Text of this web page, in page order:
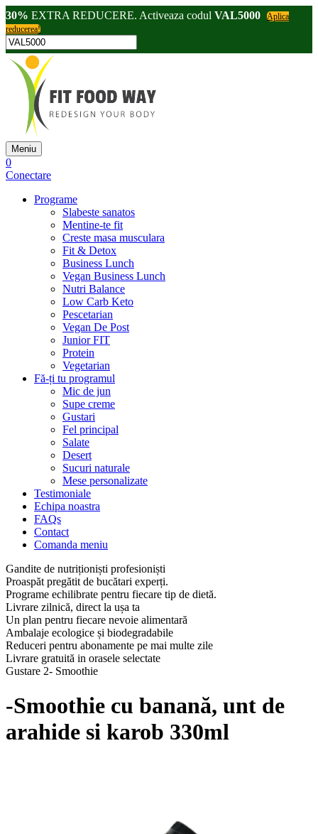
30% EXTRA REDUCERE. Activeaza codul VAL5000
Aplica
reducerea!
Meniu
0
Conectare
Programe
Slabeste sanatos
Mentine-te fit
Creste masa musculara
Fit & Detox
Business Lunch
Vegan Business Lunch
Nutri Balance
Low Carb Keto
Pescetarian
Vegan De Post
Junior FIT
Protein
Vegetarian
Fă-ți tu programul
Mic de jun
Supe creme
Gustari
Fel principal
Salate
Desert
Sucuri naturale
Mese personalizate
Testimoniale
Echipa noastra
FAQs
Contact
Comanda meniu
Gandite de nutriționiști profesioniști
Proaspăt pregătit de bucătari experți.
Programe echilibrate pentru fiecare tip de dietă.
Livrare zilnică, direct la ușa ta
Un plan pentru fiecare nevoie alimentară
Ambalaje ecologice și biodegradabile
Reduceri pentru abonamente pe mai multe zile
Livrare gratuită in orasele selectate
Gustare 2- Smoothie
-Smoothie cu banană, unt de
arahide si karob 330ml